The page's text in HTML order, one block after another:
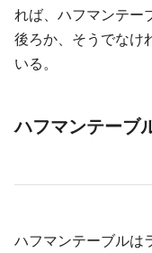
れば、ハフマンテー
後ろか、そうでなけ
いる。
ハフマンテーブ
ハフマンテーブルは